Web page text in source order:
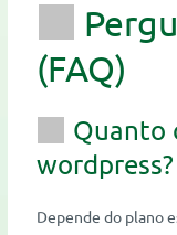
(FAQ)
Quanto
wordpress?
Depende do plano